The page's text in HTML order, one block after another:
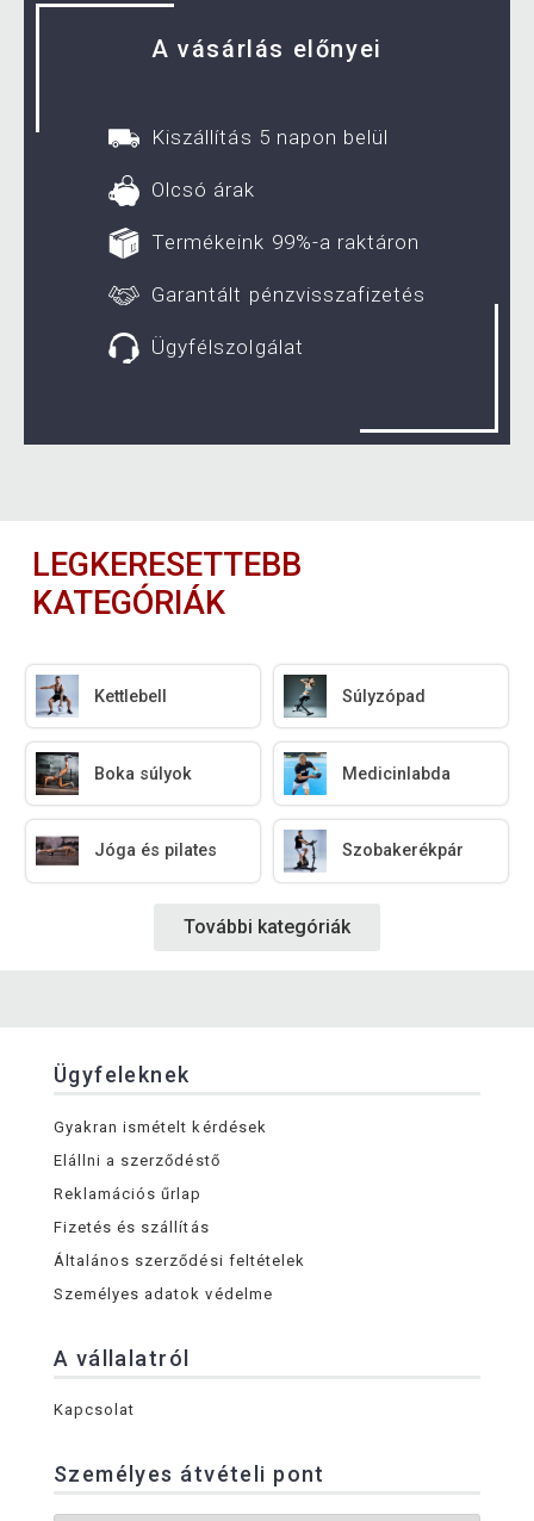
A vásárlás előnyei
Kiszállítás 5 napon belül
Olcsó árak
Termékeink 99%-a raktáron
Garantált pénzvisszafizetés
Ügyfélszolgálat
LEGKERESETTEBB
KATEGÓRIÁK
Kettlebell Súlyzópad
Boka súlyok Medicinlabda
Jóga és pilates Szobakerékpár
További kategóriák
Ügyfeleknek
Gyakran ismételt kérdések
Elállni a szerződéstő
Reklamációs űrlap
Fizetés és szállítás
Általános szerződési feltételek
Személyes adatok védelme
A vállalatról
Kapcsolat
Személyes átvételi pont